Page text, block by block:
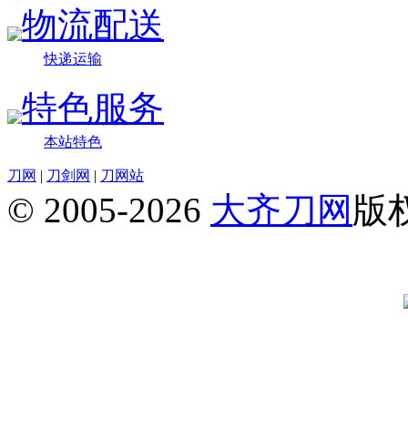
物流配送
快递运输
特色服务
本站特色
刀网 | 刀剑网 | 刀网站
© 2005-2026 大齐刀网 版